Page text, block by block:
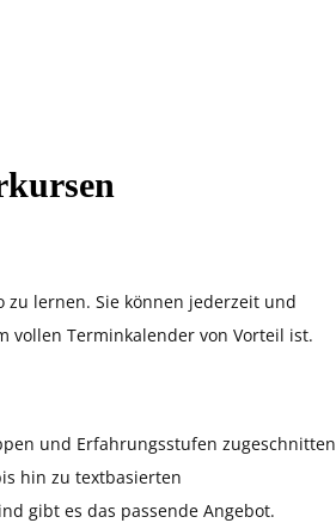
lernen. Sie können jederzeit und
vollen Terminkalender von Vorteil ist.
und Erfahrungsstufen zugeschnitten
hin zu textbasierten
gibt es das passende Angebot.